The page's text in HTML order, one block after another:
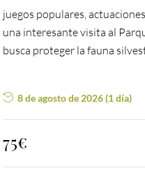
juegos populares,
una interesante visita al
busca proteger la fauna
8 de agosto de 2026 (1 día)
75€